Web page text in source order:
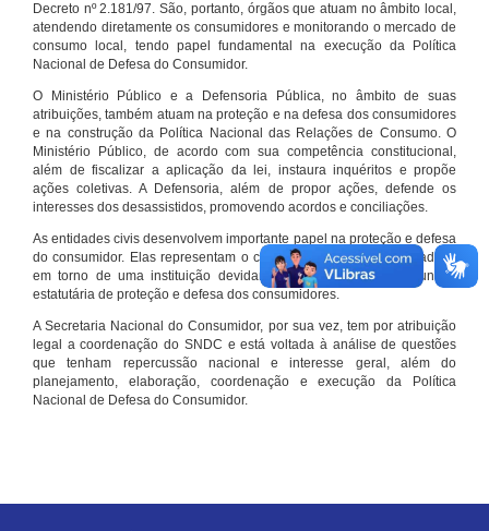
Decreto nº 2.181/97. São, portanto, órgãos que atuam no âmbito local,
atendendo diretamente os consumidores e monitorando o mercado de
consumo local, tendo papel fundamental na execução da Política
Nacional de Defesa do Consumidor.
O Ministério Público e a Defensoria Pública, no âmbito de suas
atribuições, também atuam na proteção e na defesa dos consumidores
e na construção da Política Nacional das Relações de Consumo. O
Ministério Público, de acordo com sua competência constitucional,
além de fiscalizar a aplicação da lei, instaura inquéritos e propõe
ações coletivas. A Defensoria, além de propor ações, defende os
interesses dos desassistidos, promovendo acordos e conciliações.
As entidades civis desenvolvem importante papel na proteção e defesa
do consumidor. Elas representam o conjunto organizado de cidadãos
em torno de uma instituição devidamente registrada e com função
estatutária de proteção e defesa dos consumidores.
A Secretaria Nacional do Consumidor, por sua vez, tem por atribuição
legal a coordenação do SNDC e está voltada à análise de questões
que tenham repercussão nacional e interesse geral, além do
planejamento, elaboração, coordenação e execução da Política
Nacional de Defesa do Consumidor.